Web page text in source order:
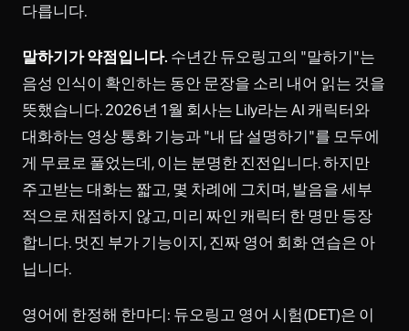
다릅니다.
말하기가 약점입니다. 수년간 듀오링고의 "말하기"는
음성 인식이 확인하는 동안 문장을 소리 내어 읽는 것을
뜻했습니다. 2026년 1월 회사는 Lily라는 AI 캐릭터와
대화하는 영상 통화 기능과 "내 답 설명하기"를 모두에
게 무료로 풀었는데, 이는 분명한 진전입니다. 하지만
주고받는 대화는 짧고, 몇 차례에 그치며, 발음을 세부
적으로 채점하지 않고, 미리 짜인 캐릭터 한 명만 등장
합니다. 멋진 부가 기능이지, 진짜 영어 회화 연습은 아
닙니다.
영어에 한정해 한마디: 듀오링고 영어 시험(DET)은 이